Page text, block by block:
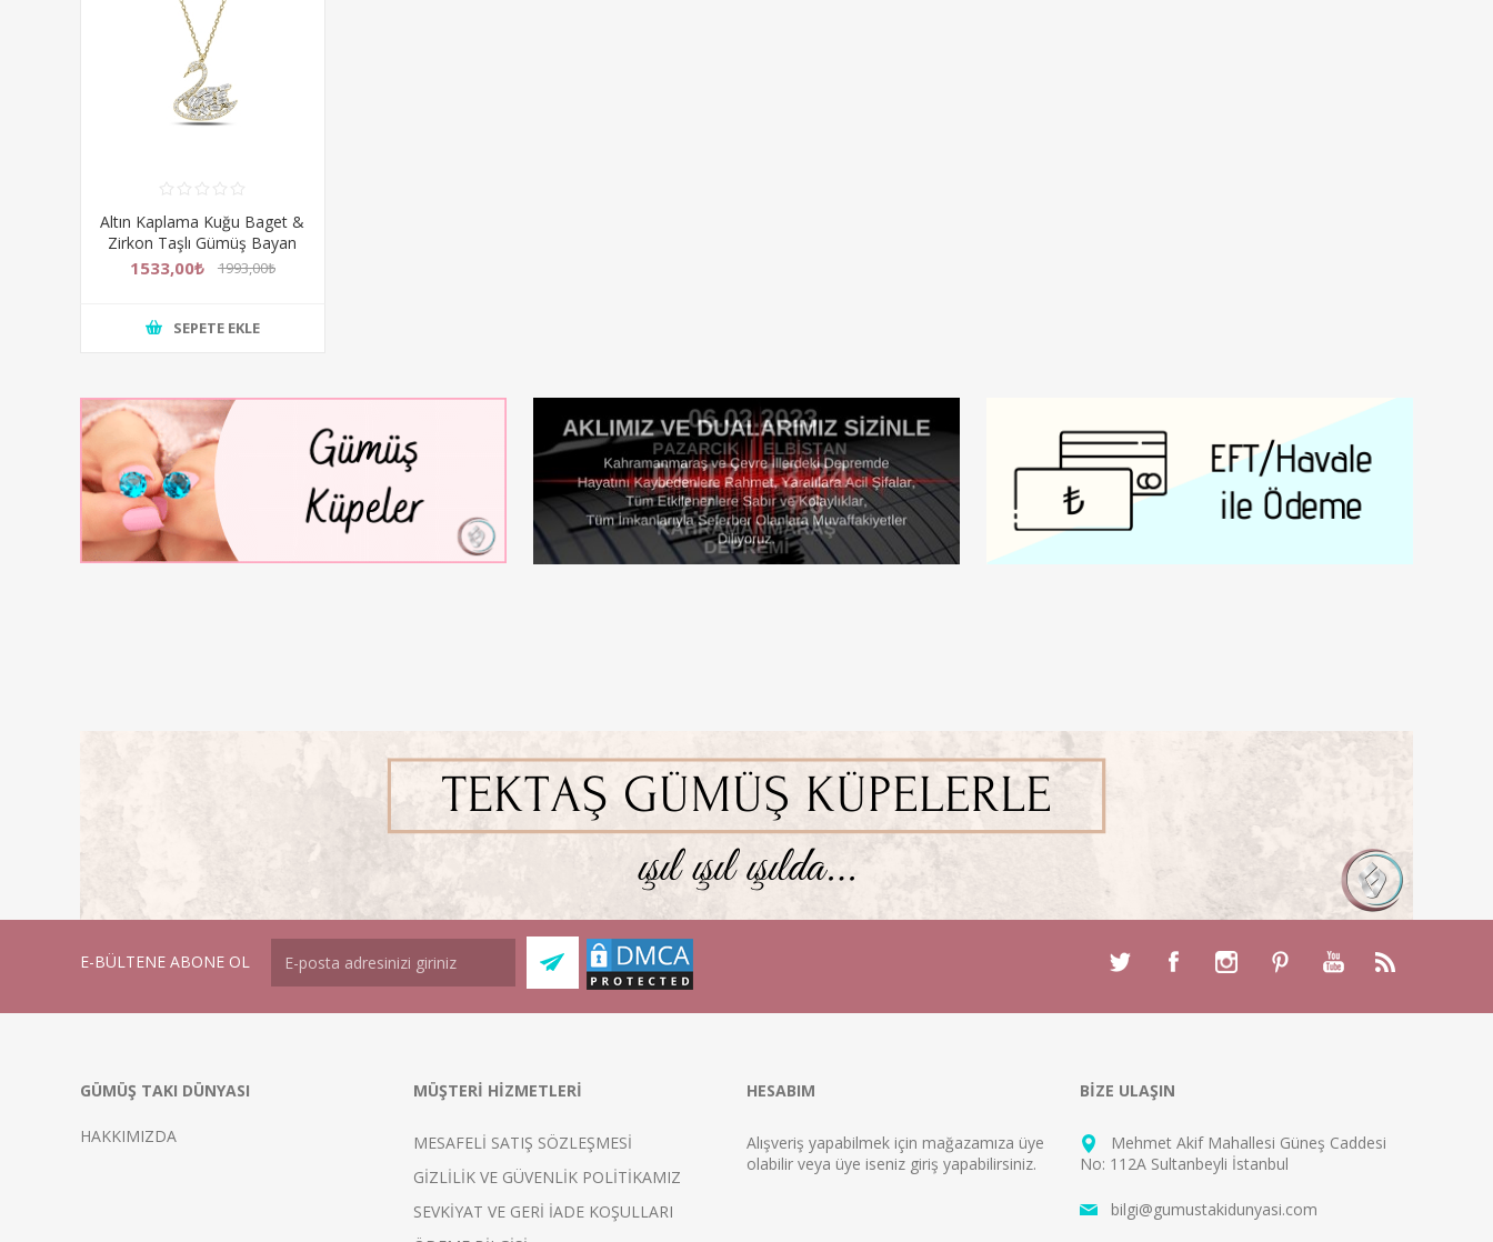
Altın Kaplama Kuğu Baget &
Zirkon Taşlı Gümüş Bayan
Kolye
1533,00₺ 1993,00₺
SEPETE EKLE
E-BÜLTENE ABONE OL
GÜMÜŞ TAKI DÜNYASI
HAKKIMIZDA
MÜŞTERİ HİZMETLERİ
MESAFELİ SATIŞ SÖZLEŞMESİ
GİZLİLİK VE GÜVENLİK POLİTİKAMIZ
SEVKİYAT VE GERİ İADE KOŞULLARI
HESABIM
Alışveriş yapabilmek için mağazamıza üye
olabilir veya üye iseniz giriş yapabilirsiniz.
BİZE ULAŞIN
Mehmet Akif Mahallesi Güneş Caddesi
No: 112A Sultanbeyli İstanbul
bilgi@gumustakidunyasi.com